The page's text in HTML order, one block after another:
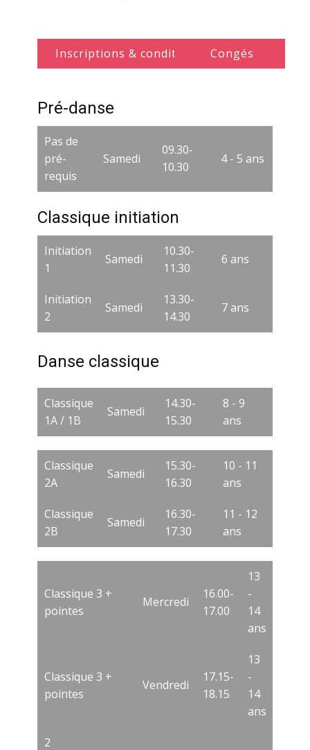
Tarifs
Inscriptions & conditions générales
Uniformes
Congés
Pré-danse
Pas de
pré-
requis
Samedi
09.30-
10.30
4 - 5 ans
Classique initiation
Initiation
1
Samedi
10.30-
11.30
6 ans
Initiation
2
Samedi
13.30-
14.30
7 ans
Danse classique
Classique
1A / 1B
Samedi
14.30-
15.30
8 - 9
ans
Classique
2A
Samedi
15.30-
16.30
10 - 11
ans
Classique
2B
Samedi
16.30-
17.30
11 - 12
ans
Classique 3 +
pointes
Mercredi
16.00-
17.00
13
-
14
ans
Classique 3 +
pointes
Vendredi
17.15-
18.15
13
-
14
ans
2